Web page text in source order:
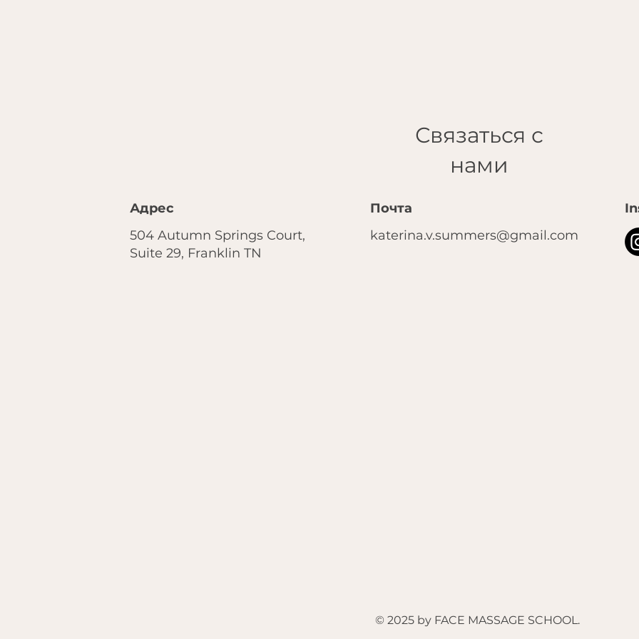
Связаться с
нами
Адрес
504 Autumn Springs Court,
Suite 29, Franklin TN
Почта
katerina.v.summers@gmail.com
© 2025 by FACE MASSAGE SCHOOL.